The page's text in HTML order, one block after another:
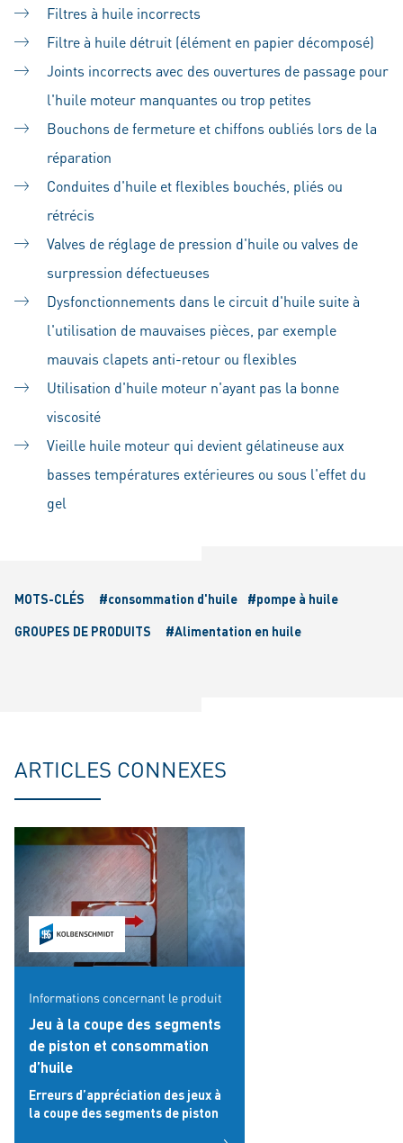
Filtres à huile incorrects
Filtre à huile détruit (élément en papier décomposé)
Joints incorrects avec des ouvertures de passage pour
l'huile moteur manquantes ou trop petites
Bouchons de fermeture et chiffons oubliés lors de la
réparation
Conduites d'huile et flexibles bouchés, pliés ou
rétrécis
Valves de réglage de pression d'huile ou valves de
surpression défectueuses
Dysfonctionnements dans le circuit d'huile suite à
l'utilisation de mauvaises pièces, par exemple
mauvais clapets anti-retour ou flexibles
Utilisation d'huile moteur n'ayant pas la bonne
viscosité
Vieille huile moteur qui devient gélatineuse aux
basses températures extérieures ou sous l'effet du
gel
MOTS-CLÉS #consommation d'huile
#pompe à huile
GROUPES DE PRODUITS
#Alimentation en huile
ARTICLES CONNEXES
Informations concernant le produit
Jeu à la coupe des segments
de piston et consommation
d’huile
Erreurs d’appréciation des jeux à
la coupe des segments de piston